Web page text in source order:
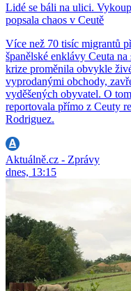
Lidé se báli na ulici.
popsala chaos v Ceutě
Více než 70 tisíc migrantů
španělské enklávy Ceuta
krize proměnila obvykle
vyprodanými obchody,
vyděšených obyvatel. O
reportovala přímo z Ceuty
Rodriguez.
Aktuálně.cz - Zprávy
dnes, 13:15